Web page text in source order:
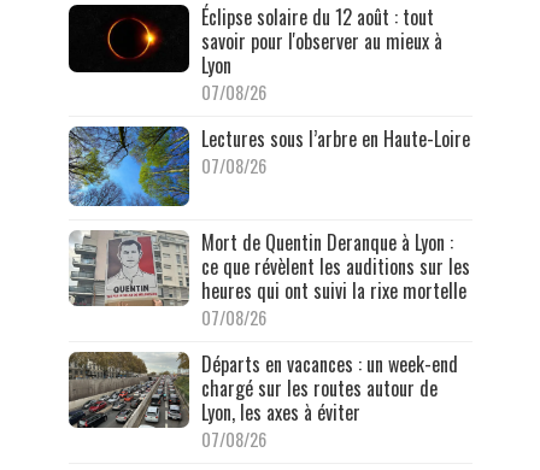
Éclipse solaire du 12 août : tout
savoir pour l'observer au mieux à
Lyon
07/08/26
Lectures sous l’arbre en Haute-Loire
07/08/26
Mort de Quentin Deranque à Lyon :
ce que révèlent les auditions sur les
heures qui ont suivi la rixe mortelle
07/08/26
Départs en vacances : un week-end
chargé sur les routes autour de
Lyon, les axes à éviter
07/08/26